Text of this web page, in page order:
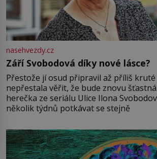
nasehvezdy.cz
Září Svobodová díky nové lásce?
Přestože jí osud připravil až příliš
nepřestala věřit, že bude znovu šťastná. Sympatická
herečka ze seriálu Ulice Ilona
několik týdnů potkávat se stejně